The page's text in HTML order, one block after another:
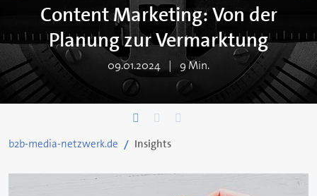
Content Marketing: Von der
Planung zur Vermarktung
09.01.2024 9 Min.
b2b-media-netzwerk.de Insights